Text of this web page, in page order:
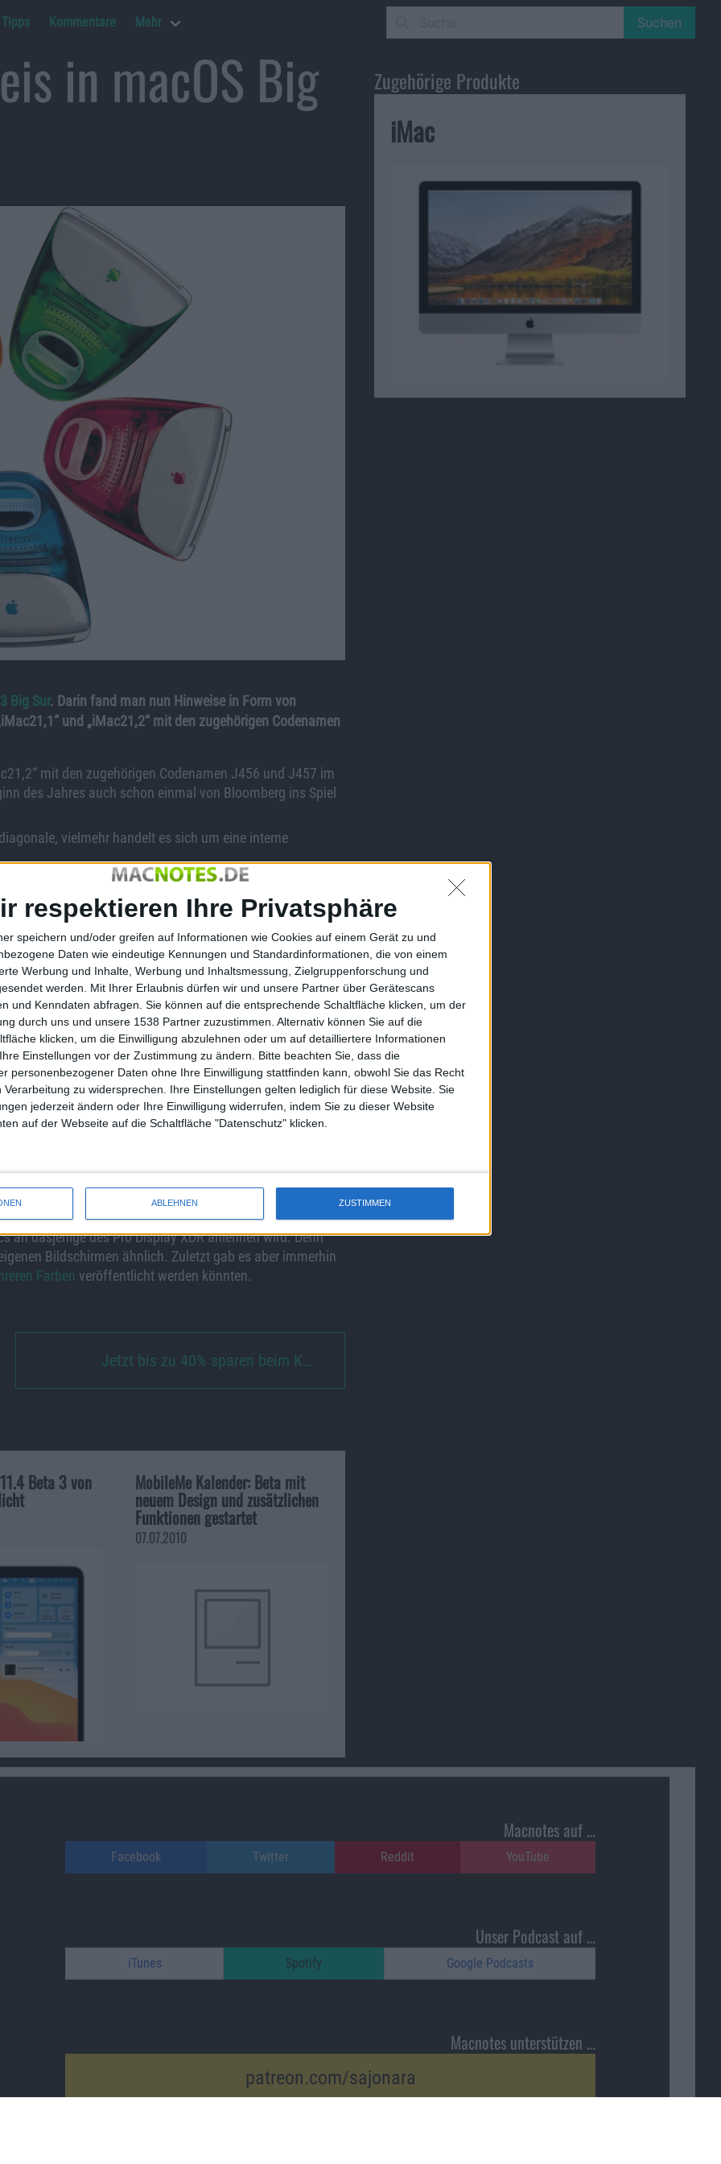
respektieren Ihre Privatsphäre
speichern und/oder greifen auf Informationen wie Cookies auf einem Gerät zu und
Daten wie eindeutige Kennungen und Standardinformationen, die von einem
Werbung und Inhalte, Werbung und Inhaltsmessung, Zielgruppenforschung und
werden.
Mit Ihrer Erlaubnis dürfen wir und unsere Partner über Gerätescans
und Kenndaten abfragen. Sie können auf die entsprechende Schaltfläche klicken, um der
durch uns und unsere 1538 Partner zuzustimmen. Alternativ können Sie auf die
klicken, um die Einwilligung abzulehnen oder um auf detailliertere Informationen
Einstellungen vor der Zustimmung zu ändern.
Bitte beachten Sie, dass die
personenbezogener Daten ohne Ihre Einwilligung stattfinden kann, obwohl Sie das Recht
Verarbeitung zu widersprechen. Ihre Einstellungen gelten lediglich für diese Website. Sie
jederzeit ändern oder Ihre Einwilligung widerrufen, indem Sie zu dieser Website
auf der Webseite auf die Schaltfläche "Datenschutz" klicken.
ABLEHNEN ZUSTIMMEN
Tipps Kommentare Mehr Suchen
in macOS Big
Big Sur. Darin fand man nun Hinweise in Form von
und „iMac21,2“ mit den zugehörigen Codenamen
mit den zugehörigen Codenamen J456 und J457 im
des Jahres auch schon einmal von Bloomberg ins Spiel
vielmehr handelt es sich um eine interne
eine Frage der Zeit. Schließlich will das Unternehmen
umstellen.
Änderungen.So mottete Apple Anfang März offiziell den
Zeit darauf gab es auch Veränderungen beim iMac 21
es die Geräte nur noch mit 256 GB großer SSD oder einem
die Geräte eher uninteressant für Käufer und könnte
für Käufer erscheinen zu lassen. Außerdem
darüber, dass er über einen Fehlerreport seiner App darauf
iMac mit ARM-Prozessor genutzt habe.
absehbarer Zeit die Einführung neuer iMacs erleben
auf der neue Hardware der Öffentlichkeit vorgestellt
Doch auch darüber fanden sich in der
an dasjenige des Pro Display XDR anlehnen wird. Denn
Bildschirmen ähnlich. Zuletzt gab es aber immerhin
Farben veröffentlicht werden könnten.
Jetzt bis zu 40% sparen beim K…
Beta 3 von MobileMe Kalender: Beta mit
neuem Design und zusätzlichen
Funktionen gestartet
07.07.2010
Zugehörige Produkte
iMac
Macnotes auf …
Facebook Twitter Reddit YouTube
Unser Podcast auf …
iTunes Spotify Google Podcasts
Macnotes unterstützen …
patreon.com/sajonara